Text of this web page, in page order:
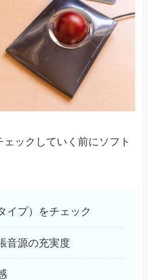
ックしていく前にソフト
イプ）をチェック
音源の充実度